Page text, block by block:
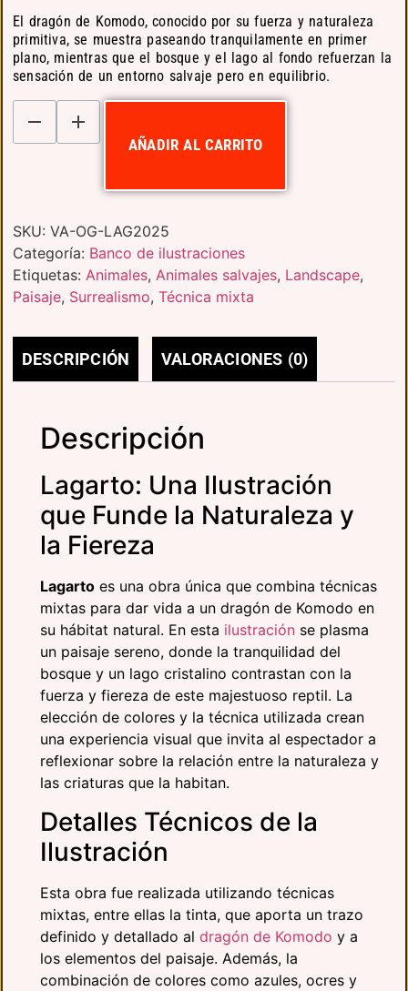
El dragón de Komodo, conocido por su fuerza y naturaleza
primitiva, se muestra paseando tranquilamente en primer
plano, mientras que el bosque y el lago al fondo refuerzan la
sensación de un entorno salvaje pero en equilibrio.
AÑADIR AL CARRITO
SKU: VA-OG-LAG2025
Categoría: Banco de ilustraciones
Etiquetas: Animales, Animales salvajes, Landscape,
Paisaje, Surrealismo, Técnica mixta
DESCRIPCIÓN VALORACIONES (0)
Descripción
Lagarto: Una Ilustración
que Funde la Naturaleza y
la Fiereza
Lagarto es una obra única que combina técnicas
mixtas para dar vida a un dragón de Komodo en
su hábitat natural. En esta ilustración se plasma
un paisaje sereno, donde la tranquilidad del
bosque y un lago cristalino contrastan con la
fuerza y fiereza de este majestuoso reptil. La
elección de colores y la técnica utilizada crean
una experiencia visual que invita al espectador a
reflexionar sobre la relación entre la naturaleza y
las criaturas que la habitan.
Detalles Técnicos de la
Ilustración
Esta obra fue realizada utilizando técnicas
mixtas, entre ellas la tinta, que aporta un trazo
definido y detallado al dragón de Komodo y a
los elementos del paisaje. Además, la
combinación de colores como azules, ocres y